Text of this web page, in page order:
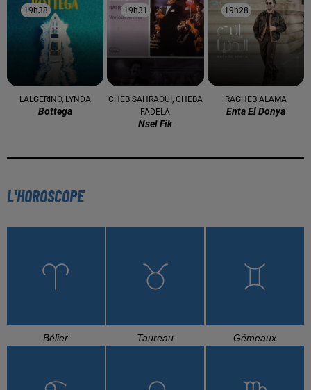
19h38
19h38
LALGERINO, LYNDA
Bottega
19h31
19h31
CHEB SAHRAOUI, CHEBA
FADELA
Nsel Fik
19h28
19h28
RAGHEB ALAMA
Enta El Donya
L'HOROSCOPE
Bélier Taureau Gémeaux